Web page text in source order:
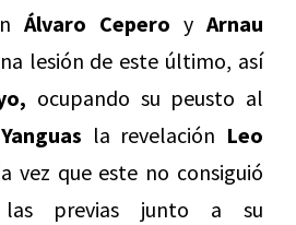
Álvaro Cepero y Arnau
lesión de este último, así
ocupando su peusto al
la revelación Leo
vez que este no consiguió
las previas junto a su